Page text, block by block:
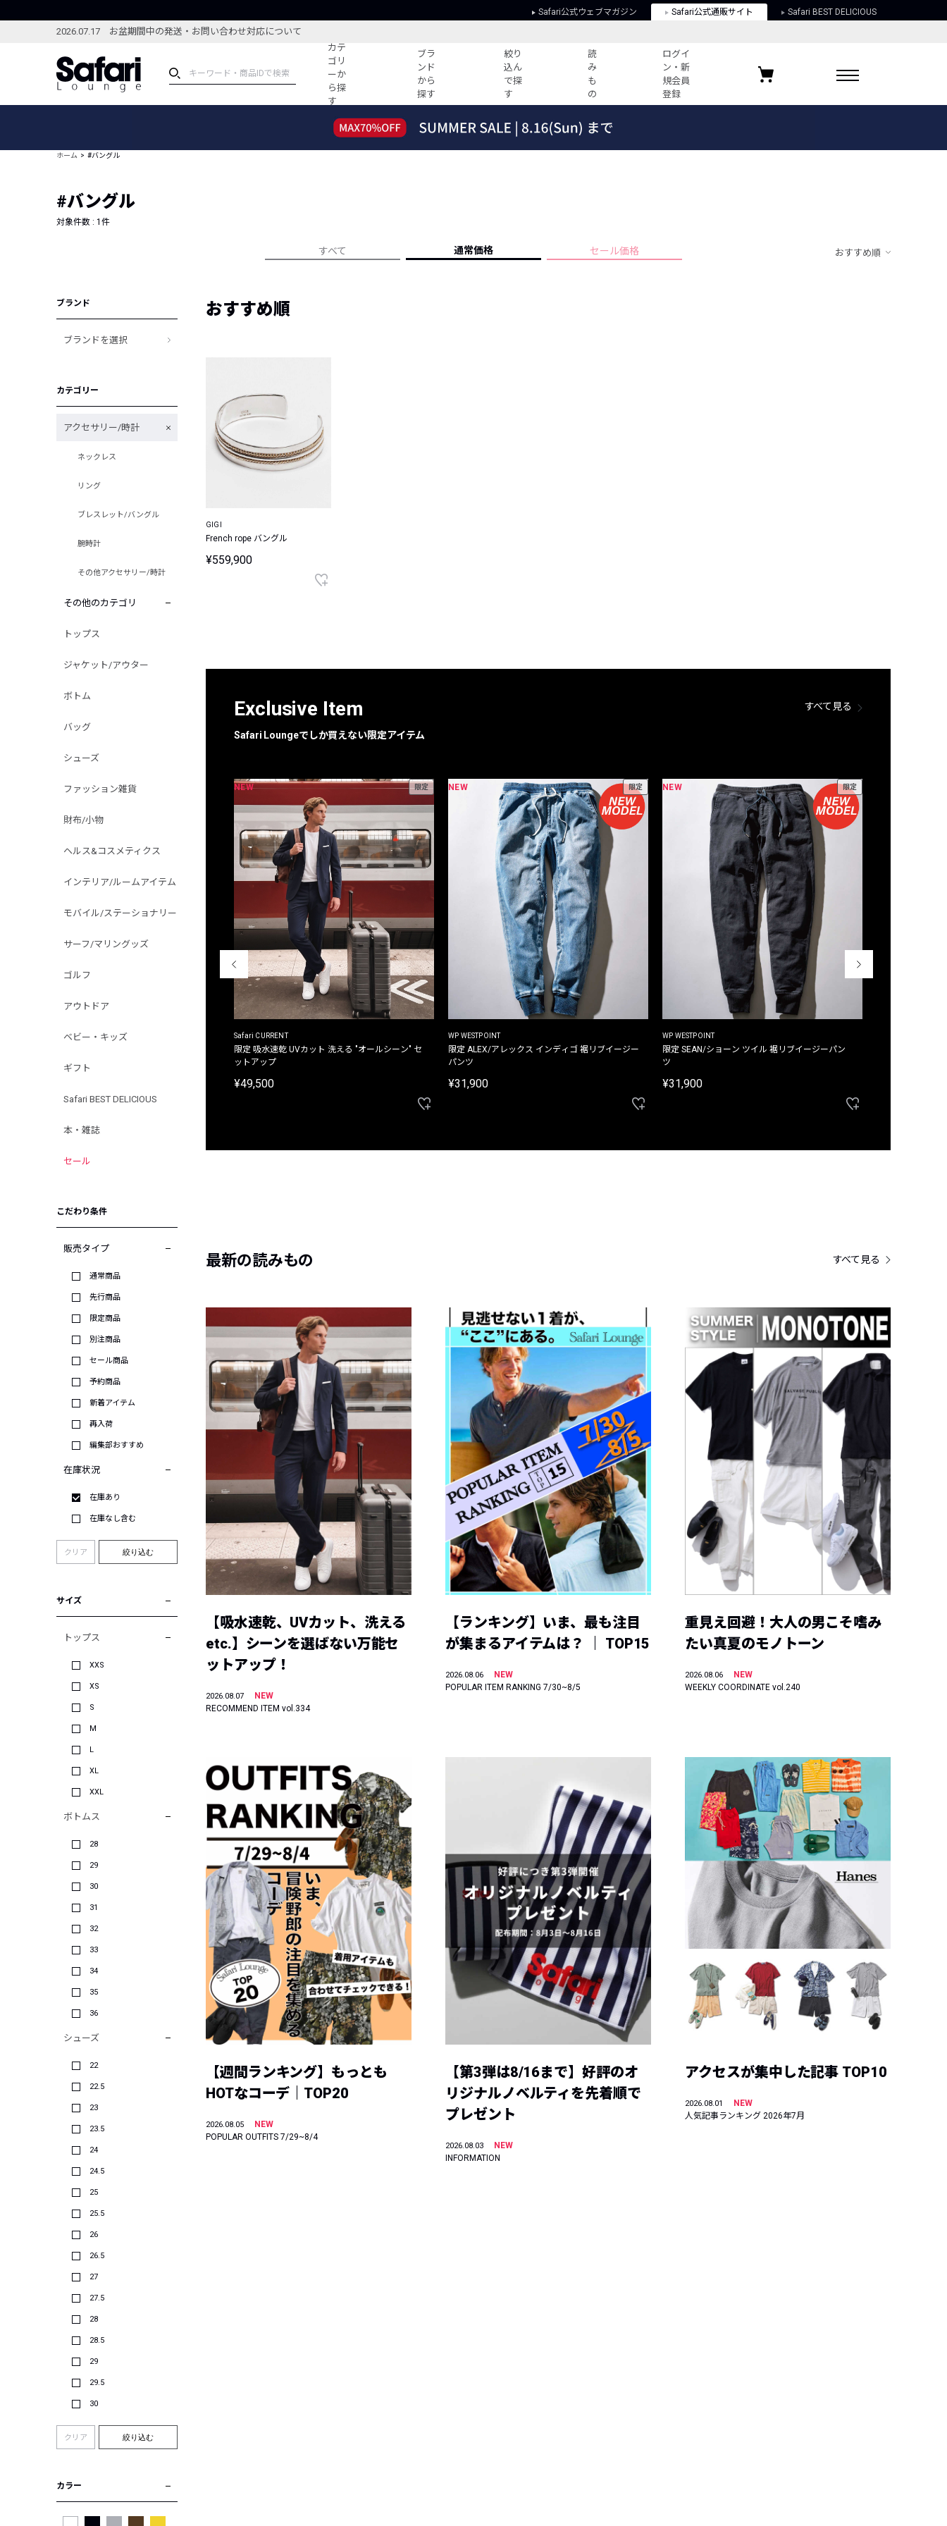
Safari公式ウェブマガジン Safari公式通販サイト Safari BEST DELICIOUS
2026.07.17 お盆期間中の発送・お問い合わせ対応について
カテ
ゴリ
ーか
ら探
す
ブラ
ンド
から
探す
絞り
込ん
で探
す
読
み
も
の
ログイ
ン・新
規会員
登録
ブランドから探す
新着アイテム
編集部のおすすめアイテム
すべての記事
人気記事ランキング
プライバシーポリシー
お気に入りブランド
ホーム #バングル
#バングル
対象件数 : 1 件
すべて 通常価格 セール価格 おすすめ順
ブランド
ブランドを選択
カテゴリー
アクセサリー/時計
ネックレス
リング
ブレスレット/バングル
腕時計
その他アクセサリー/時計
その他のカテゴリ
トップス
ジャケット/アウター
ボトム
バッグ
シューズ
ファッション雑貨
財布/小物
ヘルス&コスメティクス
インテリア/ルームアイテム
モバイル/ステーショナリー
サーフ/マリングッズ
ゴルフ
アウトドア
ベビー・キッズ
ギフト
Safari BEST DELICIOUS
本・雑誌
セール
こだわり条件
販売タイプ
通常商品
先行商品
限定商品
別注商品
セール商品
予約商品
新着アイテム
再入荷
編集部おすすめ
在庫状況
在庫あり
在庫なし含む
クリア 絞り込む
サイズ
トップス
XXS
XS
S
M
L
XL
XXL
ボトムス
28
29
30
31
32
33
34
35
36
シューズ
22
22.5
23
23.5
24
24.5
25
25.5
26
26.5
27
27.5
28
28.5
29
29.5
30
クリア 絞り込む
カラー
おすすめ順
GIGI
French rope バングル
¥559,900
Exclusive Item
Safari Loungeでしか買えない限定アイテム
すべて見る
NEW 限定
Safari CURRENT
限定 吸水速乾 UVカット 洗える "オールシーン" セ
ットアップ
¥49,500
NEW 限定
WP WESTPOINT
限定 ALEX/アレックス インディゴ 裾リブイージー
パンツ
¥31,900
NEW 限定
WP WESTPOINT
限定 SEAN/ショーン ツイル 裾リブイージーパン
ツ
¥31,900
最新の読みもの すべて見る
【吸水速乾、UVカット、洗える
etc.】シーンを選ばない万能セ
ットアップ！
2026.08.07
NEW
RECOMMEND ITEM vol.334
【ランキング】いま、最も注目
が集まるアイテムは？ ｜ TOP15
2026.08.06
NEW
POPULAR ITEM RANKING 7/30~8/5
重見え回避！大人の男こそ嗜み
たい真夏のモノトーン
2026.08.06
NEW
WEEKLY COORDINATE vol.240
【週間ランキング】もっとも
HOTなコーデ｜TOP20
2026.08.05
NEW
POPULAR OUTFITS 7/29~8/4
【第3弾は8/16まで】好評のオ
リジナルノベルティを先着順で
プレゼント
2026.08.03
NEW
INFORMATION
アクセスが集中した記事 TOP10
2026.08.01
NEW
人気記事ランキング 2026年7月